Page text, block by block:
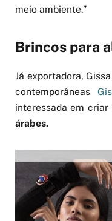
meio ambiente.”
Brincos para
Já exportadora,
contemporâneas
interessada em criar
árabes.